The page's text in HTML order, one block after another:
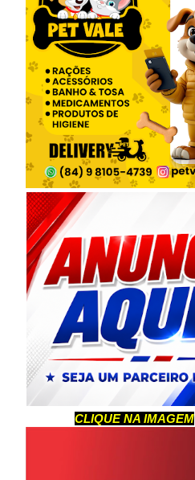
CLIQUE NA IMAGEM